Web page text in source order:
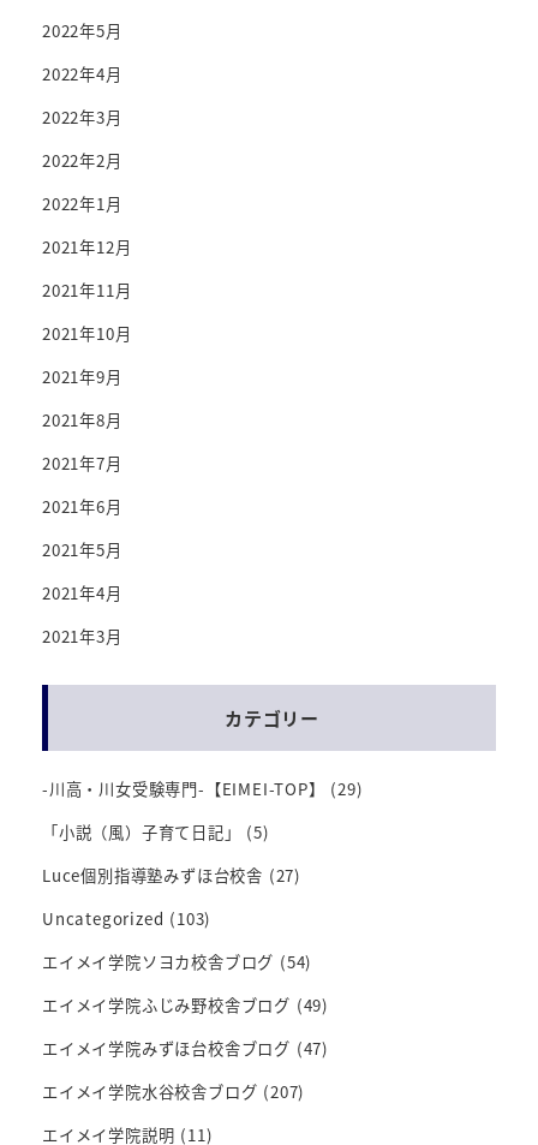
2022年5月
2022年4月
2022年3月
2022年2月
2022年1月
2021年12月
2021年11月
2021年10月
2021年9月
2021年8月
2021年7月
2021年6月
2021年5月
2021年4月
2021年3月
カテゴリー
-川高・川女受験専門-【EIMEI-TOP】
(29)
「小説（風）子育て日記」
(5)
Luce個別指導塾みずほ台校舎 (27)
Uncategorized (103)
エイメイ学院ソヨカ校舎ブログ (54)
エイメイ学院ふじみ野校舎ブログ (49)
エイメイ学院みずほ台校舎ブログ (47)
エイメイ学院水谷校舎ブログ (207)
エイメイ学院説明 (11)